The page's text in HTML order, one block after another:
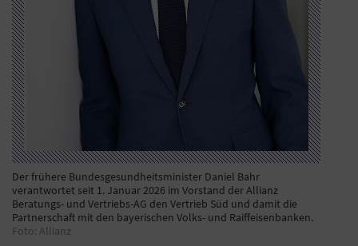
Der frühere Bundesgesundheitsminister Daniel Bahr
verantwortet seit 1. Januar 2026 im Vorstand der Allianz
Beratungs- und Vertriebs-AG den Vertrieb Süd und damit die
Partnerschaft mit den bayerischen Volks- und Raiffeisenbanken.
Foto: Allianz